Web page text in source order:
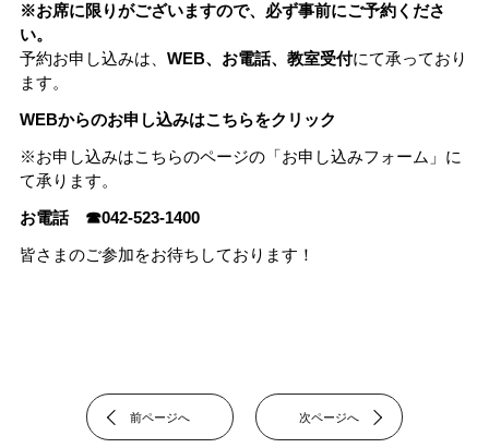
※お席に限りがございますので、必ず事前にご予約くださ
い。
予約お申し込みは、 WEB、お電話、教室受付にて承っており
ます。
WEBからのお申し込みはこちらをクリック
※お申し込みはこちらのページの「お申し込みフォーム」に
て承ります。
お電話 ☎042-523-1400
皆さまのご参加をお待ちしております！
前ページへ 次ページへ